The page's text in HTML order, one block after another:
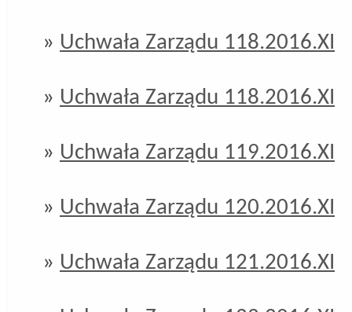
» Uchwała Zarządu 118.2016.XI
» Uchwała Zarządu 118.2016.XI
» Uchwała Zarządu 119.2016.XI
» Uchwała Zarządu 120.2016.XI
» Uchwała Zarządu 121.2016.XI